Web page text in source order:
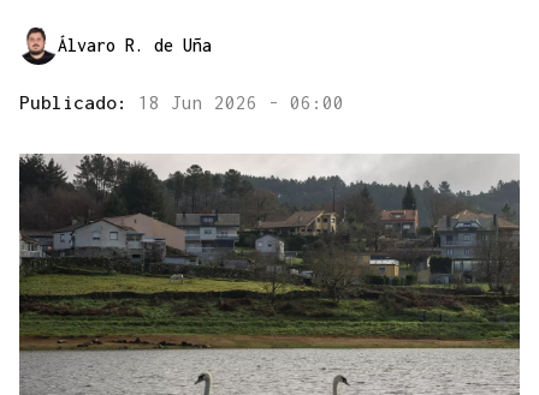
Álvaro R. de Uña
Publicado: 18 Jun 2026 - 06:00